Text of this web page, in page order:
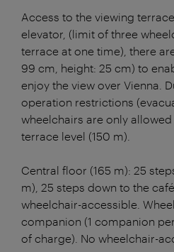
Access to the viewing
elevator, (limit of three
terrace at one time), there
99 cm, height: 25 cm) to
enjoy the view over Vienna.
operation restrictions
wheelchairs are only
terrace level (150 m).
Central floor (165 m): 25
m), 25 steps down to the
wheelchair-accessible.
companion (1 companion
of charge). No wheelchair-